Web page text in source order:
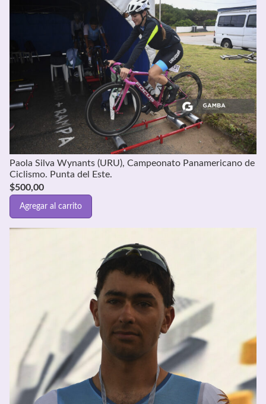
Paola Silva Wynants (URU), Campeonato Panamericano de
Ciclismo. Punta del Este.
$500,00
Agregar al carrito